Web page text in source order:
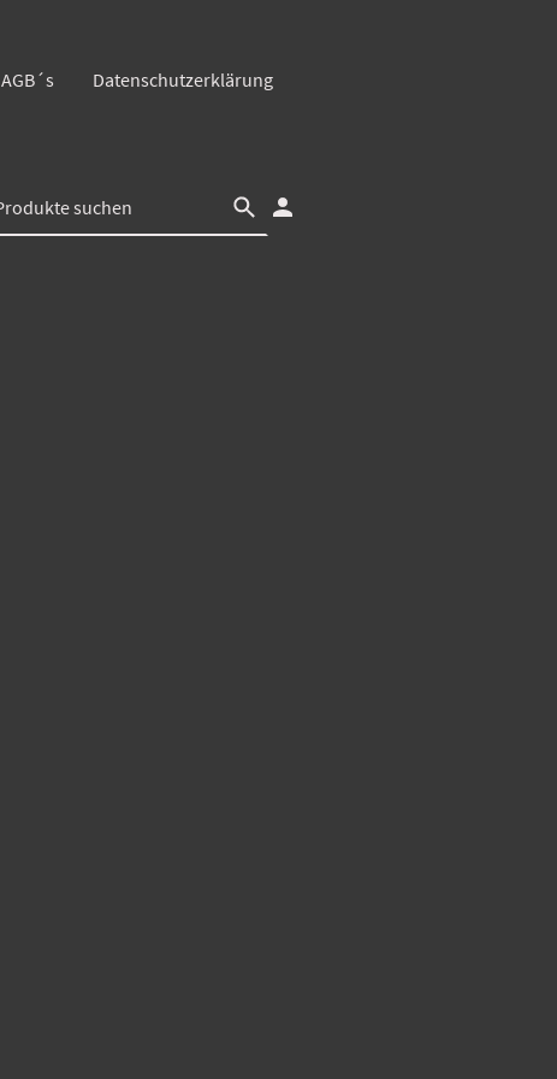
AGB´s Datenschutzerklärung